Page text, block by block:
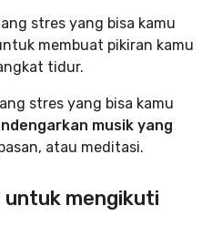
stres yang bisa kamu
membuat pikiran kamu
tidur.
stres yang bisa kamu
musik yang
atau meditasi.
untuk mengikuti